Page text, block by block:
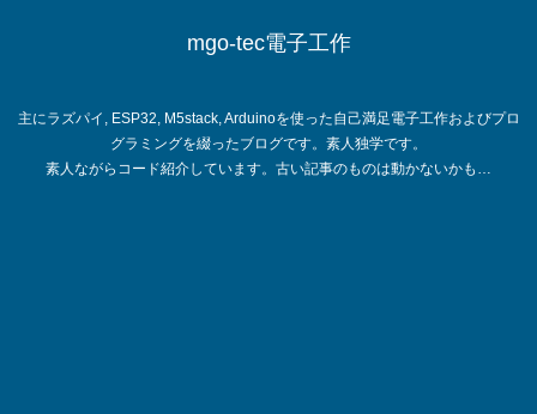
mgo-tec電子工作
主にラズパイ, ESP32, M5stack, Arduinoを使った自己満足電子工作およびプロ
グラミングを綴ったブログです。素人独学です。